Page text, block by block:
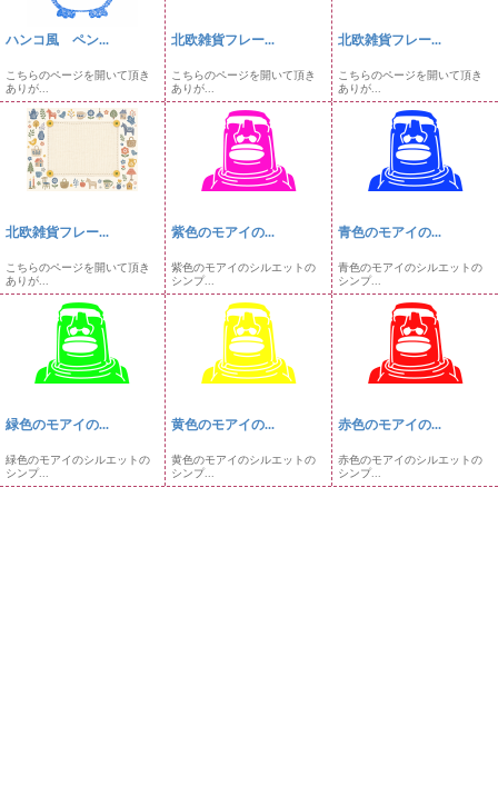
ハンコ風 ペン...
こちらのページを開いて頂き
ありが...
北欧雑貨フレー...
こちらのページを開いて頂き
ありが...
北欧雑貨フレー...
こちらのページを開いて頂き
ありが...
北欧雑貨フレー...
こちらのページを開いて頂き
ありが...
紫色のモアイの...
紫色のモアイのシルエットの
シンプ...
青色のモアイの...
青色のモアイのシルエットの
シンプ...
緑色のモアイの...
緑色のモアイのシルエットの
シンプ...
黄色のモアイの...
黄色のモアイのシルエットの
シンプ...
赤色のモアイの...
赤色のモアイのシルエットの
シンプ...